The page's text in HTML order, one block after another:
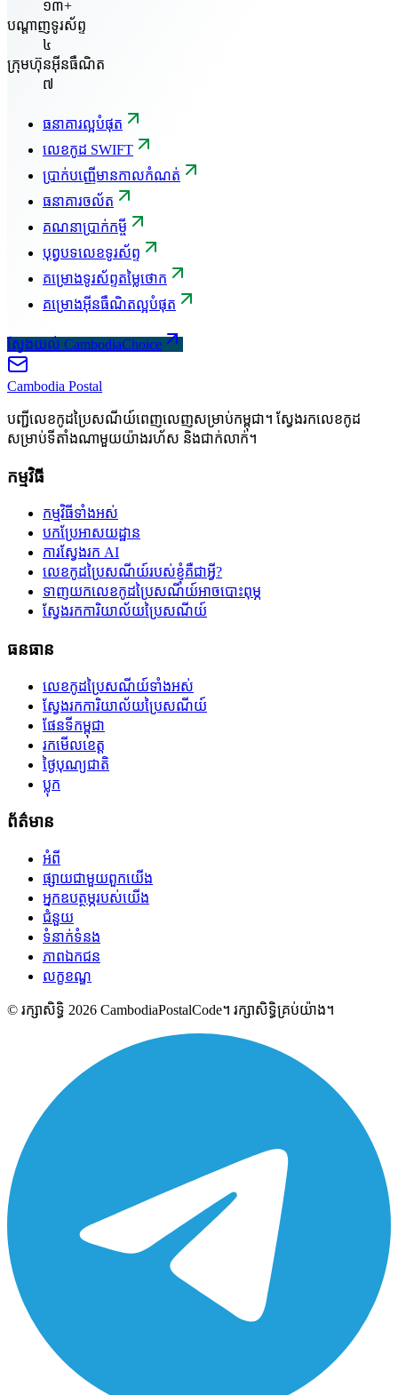
១៣+
បណ្តាញទូរស័ព្ទ
៤
ក្រុមហ៊ុនអ៊ីនធឺណិត
៧
ធនាគារល្អបំផុត
លេខកូដ SWIFT
ប្រាក់បញ្ញើមានកាលកំណត់
ធនាគារចល័ត
គណនាប្រាក់កម្ចី
បុព្វបទលេខទូរស័ព្ទ
គម្រោងទូរស័ព្ទតម្លៃថោក
គម្រោងអ៊ីនធឺណិតល្អបំផុត
ស្វែងយល់ CambodiaChoice
Cambodia Postal
បញ្ជីលេខកូដប្រៃសណីយ៍ពេញលេញសម្រាប់កម្ពុជា។ ស្វែងរកលេខកូដ
សម្រាប់ទីតាំងណាមួយយ៉ាងរហ័ស និងជាក់លាក់។
កម្មវិធី
កម្មវិធីទាំងអស់
បកប្រែអាសយដ្ឋាន
ការស្វែងរក AI
លេខកូដប្រៃសណីយ៍របស់ខ្ញុំគឺជាអ្វី?
ទាញយកលេខកូដប្រៃសណីយ៍អាចបោះពុម្ភ
ស្វែងរកការិយាល័យប្រៃសណីយ៍
ធនធាន
លេខកូដប្រៃសណីយ៍ទាំងអស់
ស្វែងរកការិយាល័យប្រៃសណីយ៍
ផែនទីកម្ពុជា
រកមើលខេត្ត
ថ្ងៃបុណ្យជាតិ
ប្លុក
ព័ត៌មាន
អំពី
ផ្សាយជាមួយពួកយើង
អ្នកឧបត្ថម្ភរបស់យើង
ជំនួយ
ទំនាក់ទំនង
ភាពឯកជន
លក្ខខណ្ឌ
© រក្សាសិទ្ធិ 2026 CambodiaPostalCode។ រក្សាសិទ្ធិគ្រប់យ៉ាង។